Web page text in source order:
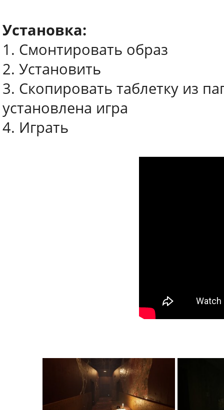
Установка:
1. Смонтировать образ
2. Установить
3. Скопировать таблетку из
установлена игра
4. Играть